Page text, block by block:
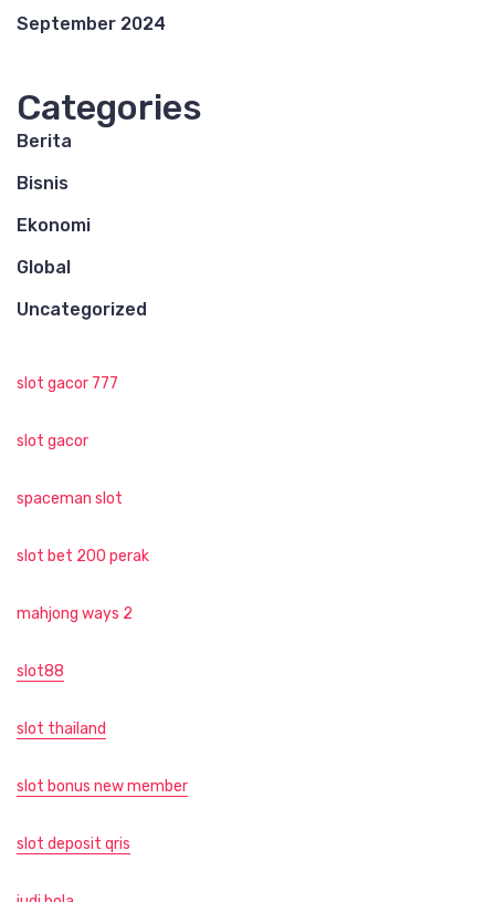
September 2024
Categories
Berita
Bisnis
Ekonomi
Global
Uncategorized
slot gacor 777
slot gacor
spaceman slot
slot bet 200 perak
mahjong ways 2
slot88
slot thailand
slot bonus new member
slot deposit qris